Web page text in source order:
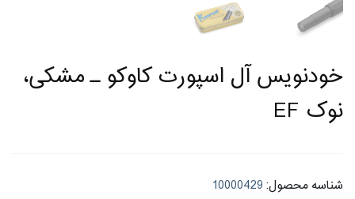
خودنویس آل اسپورت کاوکو ـ مشکی،
نوک EF
شناسه محصول: 10000429